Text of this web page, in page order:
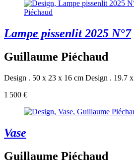
Lampe pissenlit 2025 N°7
Guillaume Piéchaud
Design . 50 x 23 x 16 cm Design . 19.7
1 500 €
Vase
Guillaume Piéchaud